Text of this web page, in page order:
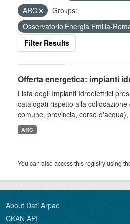
ARC
Groups:
Osservatorio Energia Emilia-
Filter Results
Offerta energetica: impianti
Lista degli Impianti Idroelettrici
catalogati rispetto alla
comune, provincia, corso
ARC
You can also access this registry using
About Dati Arpae
CKAN API